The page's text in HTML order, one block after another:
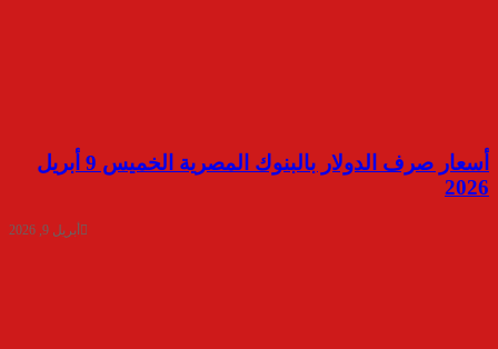
أسعار صرف الدولار بالبنوك المصرية الخميس 9 أبريل
2026
أبريل 9, 2026